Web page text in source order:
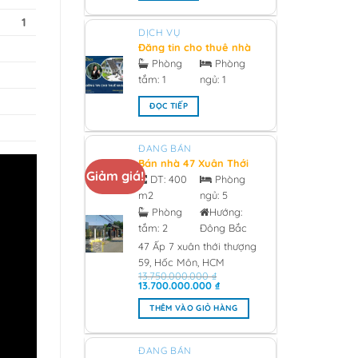
DỊCH VỤ
Đăng tin cho thuê nhà
chính chủ - 2026
Phòng
tắm:1
Phòng
ngủ: 1
ĐỌC TIẾP
Giảm giá!
ĐANG BÁN
Bán nhà 47 Xuân Thới
Thượng 59, Hóc Môn
0933473981 Giá 13 tỷ -
2026
DT:400
m2
Phòng
tắm: 2
Phòng
ngủ: 5
Hướng:
Đông Bắc
47 Ấp 7 xuân thới thượng
59, Hốc Môn, HCM
13.750.000.000₫
Giá
là:
13.750.000.000 ₫.
13.700.000.000₫Giá
tại
là:
13.700.000.000 ₫.
THÊM VÀO GIỎ HÀNG
ĐANG BÁN
1